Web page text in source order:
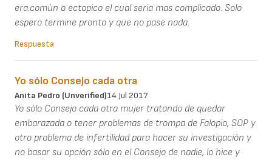
era.común o ectopico el cual seria mas complicado. Solo
espero termine pronto y que no pase nada.
Respuesta
Yo sólo Consejo cada otra
Anita Pedro (unverified)14 Jul 2017
Yo sólo Consejo cada otra mujer tratando de quedar
embarazada o tener problemas de trompa de Falopio, SOP y
otro problema de infertilidad para hacer su investigación y
no basar su opción sólo en el Consejo de nadie, lo hice y